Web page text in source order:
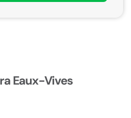
Eaux-Vives